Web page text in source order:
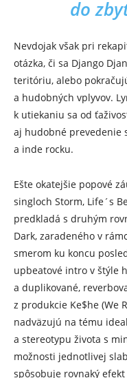
do
Nevdojak však pri
otázka, či sa Django
teritóriu, alebo
a hudobných vplyvov.
k utiekaniu sa od
aj hudobné prevedenie
a inde rocku.
Ešte okatejšie popové
singloch Storm, Life´s
predkladá s druhým
Dark, zaradeného v
smerom ku koncu
upbeatové intro v štýle
a duplikované,
z produkcie Ke$he (We
nadväzujú na tému
a stereotypu života s
možnosti jednotlivej
spôsobuje rovnaký